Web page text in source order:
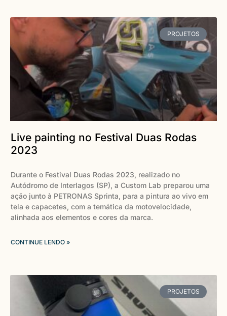
PROJETOS
Live painting no Festival Duas Rodas
2023
Durante o Festival Duas Rodas 2023, realizado no
Autódromo de Interlagos (SP), a Custom Lab preparou uma
ação junto à PETRONAS Sprinta, para a pintura ao vivo em
tela e capacetes, com a temática da motovelocidade,
alinhada aos elementos e cores da marca.
CONTINUE LENDO »
PROJETOS